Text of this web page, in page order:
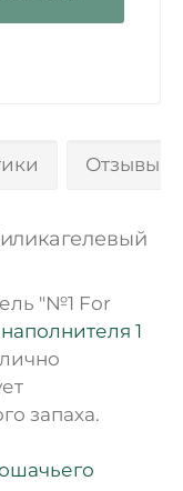
Отзывы 0
"№1 For
наполнителя 1
запаха.